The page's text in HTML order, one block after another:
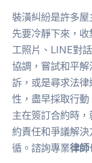
裝潢糾紛是許多
先要冷靜下來，
工照片、LINE對
協調，嘗試和平
訴，或是尋求法
性，盡早採取行
主在簽訂合約時
約責任和爭議解
循。諮詢專業律師